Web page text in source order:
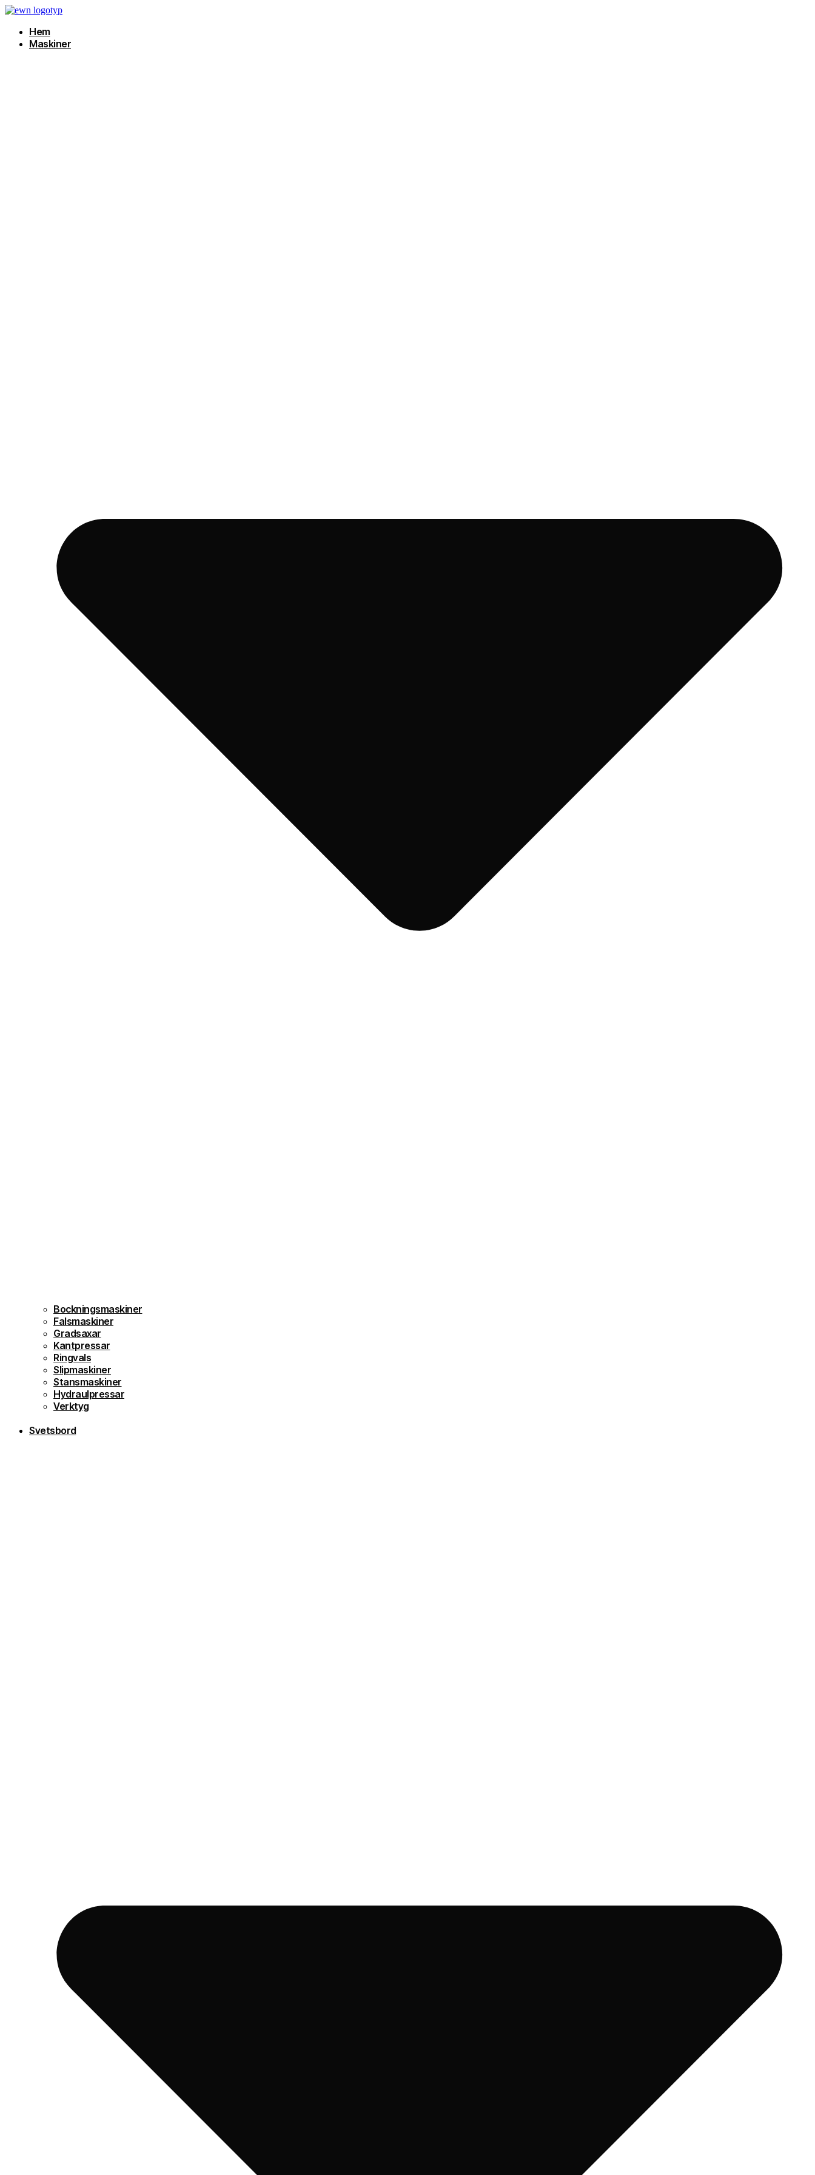
Hoppa
innehållHem
Maskiner
Bockningsmaskiner
Falsmaskiner
Gradsaxar
Kantpressar
Ringvals
Slipmaskiner
Stansmaskiner
Hydraulpressar
Verktyg
Svetsbord